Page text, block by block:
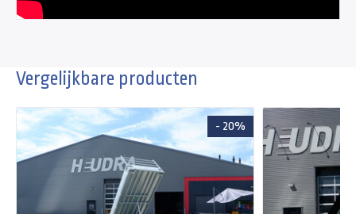
Vergelijkbare producten
- 20%